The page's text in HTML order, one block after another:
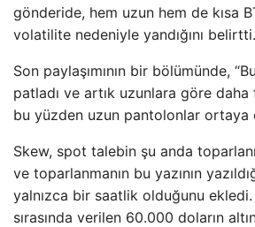
gönderide, hem uzun hem de kısa
volatilite nedeniyle yandığını belirtti.
Son paylaşımının bir bölümünde,
patladı ve artık uzunlara göre
bu yüzden uzun pantolonlar ortaya
Skew, spot talebin şu anda
ve toparlanmanın bu yazının
yalnızca bir saatlik olduğunu
sırasında verilen 60.000 doların